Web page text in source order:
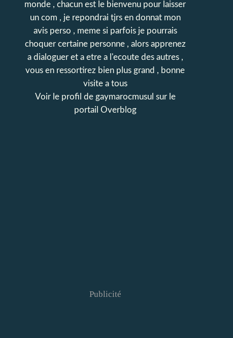
monde , chacun est le bienvenu pour laisser
un com , je repondrai tjrs en donnat mon
avis perso , meme si parfois je pourrais
choquer certaine personne , alors apprenez
a dialoguer et a etre a l'ecoute des autres ,
vous en ressortirez bien plus grand , bonne
visite a tous
Voir le profil de gaymarocmusul sur le
portail Overblog
Publicité